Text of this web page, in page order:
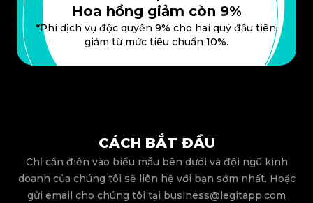
Hoa hồng giảm còn 9%
*Phí dịch vụ độc quyền 9% cho hai quý đầu tiên,
giảm từ mức tiêu chuẩn 10%.
CÁCH BẮT ĐẦU
Chỉ cần điền vào biểu mẫu bên dưới và đội ngũ kinh
doanh của chúng tôi sẽ liên hệ với bạn sớm nhất. Hoặc
gửi email cho chúng tôi tại business@legitapp.com